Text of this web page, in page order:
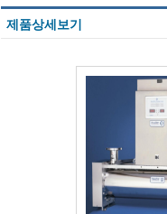
제품상세보기